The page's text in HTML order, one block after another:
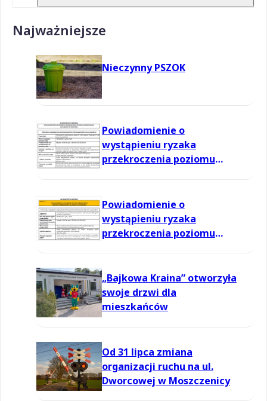
Najważniejsze
Nieczynny PSZOK
Powiadomienie o
wystąpieniu ryzaka
przekroczenia poziomu
Powiadomienie o
wystąpieniu ryzaka
przekroczenia poziomu
„Bajkowa Kraina” otworzyła
swoje drzwi dla
mieszkańców
Od 31 lipca zmiana
organizacji ruchu na ul.
Dworcowej w Moszczenicy